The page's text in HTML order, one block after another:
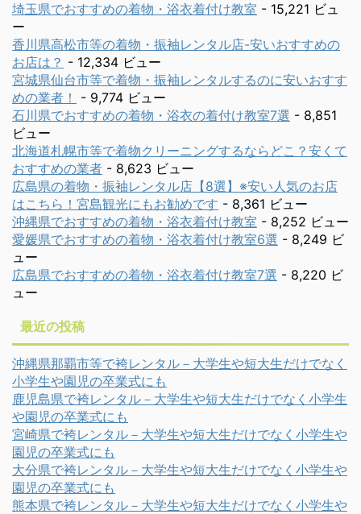
埼玉県でおすすめの着物・浴衣着付け教室 - 15,221 ビュ
ー
香川県高松市等の着物・振袖レンタル店-安いおすすめの
お店は？ - 12,334 ビュー
宮城県仙台市等で着物・振袖レンタルするのに安いおすす
めの業者！
- 9,774 ビュー
石川県でおすすめの着物・浴衣の着付け教室7選 - 8,851
ビュー
北海道札幌市等で着物クリーニングするならどこ？安くて
おすすめの業者 - 8,623 ビュー
広島県の着物・振袖レンタル店【8選】※安い人気のお店
はこちら！宮島観光にもお勧めです - 8,361 ビュー
沖縄県でおすすめの着物・浴衣着付け教室 - 8,252 ビュー
愛媛県でおすすめの着物・浴衣着付け教室6選 - 8,249 ビ
ュー
広島県でおすすめの着物・浴衣着付け教室7選 - 8,220 ビ
ュー
最近の投稿
沖縄県那覇市等で袴レンタル－大学生や短大生だけでなく
小学生や園児の卒業式にも
鹿児島県で袴レンタル－大学生や短大生だけでなく小学生
や園児の卒業式にも
宮崎県で袴レンタル－大学生や短大生だけでなく小学生や
園児の卒業式にも
大分県で袴レンタル－大学生や短大生だけでなく小学生や
園児の卒業式にも
熊本県で袴レンタル－大学生や短大生だけでなく小学生や